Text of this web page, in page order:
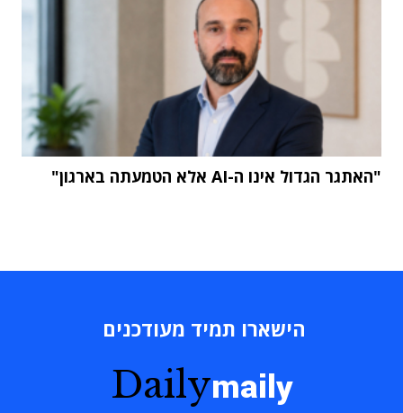
"האתגר הגדול אינו ה-AI אלא הטמעתה בארגון"
הישארו תמיד מעודכנים
Dailymaily